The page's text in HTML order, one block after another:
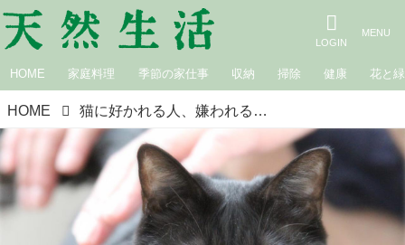
HOME 家庭料理 季節の家仕事 収納 掃除 健康 花と緑
HOME 猫に好かれる人、嫌われる人｜生きづらい世界で、猫が教えてくれたこと 咲セリ